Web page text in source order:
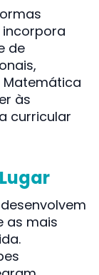
de
Matemática
às
curricular
as mais